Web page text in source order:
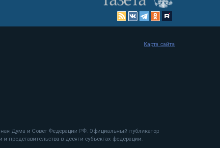
Дума и Совет Федерации РФ. Официальный публикатор
представительства в десяти субъектах федерации.
Карта сайта